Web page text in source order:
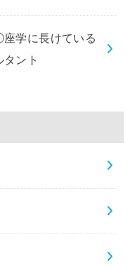
学に長けている
ント